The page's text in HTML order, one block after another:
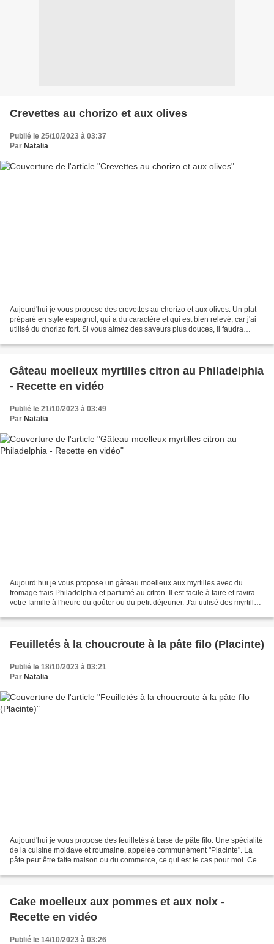
Crevettes au chorizo et aux olives
Publié le 25/10/2023 à 03:37
Par Natalia
Aujourd'hui je vous propose des crevettes au chorizo et aux olives. Un plat
préparé en style espagnol, qui a du caractère et qui est bien relevé, car j'ai
utilisé du chorizo fort. Si vous aimez des saveurs plus douces, il faudra
Gâteau moelleux myrtilles citron au Philadelphia
- Recette en vidéo
Publié le 21/10/2023 à 03:49
Par Natalia
Aujourd’hui je vous propose un gâteau moelleux aux myrtilles avec du
fromage frais Philadelphia et parfumé au citron. Il est facile à faire et ravira
votre famille à l'heure du goûter ou du petit déjeuner. J'ai utilisé des myrtilles
Feuilletés à la choucroute à la pâte filo (Placinte)
Publié le 18/10/2023 à 03:21
Par Natalia
Aujourd'hui je vous propose des feuilletés à base de pâte filo. Une spécialité
de la cuisine moldave et roumaine, appelée communément "Placinte". La
pâte peut être faite maison ou du commerce, ce qui est le cas pour moi. Cela
Cake moelleux aux pommes et aux noix -
Recette en vidéo
Publié le 14/10/2023 à 03:26